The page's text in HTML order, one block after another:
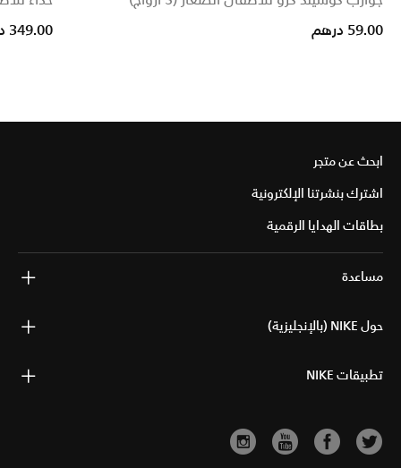
59.00 درهم
349.00 درهم
ابحث عن متجر
اشترك بنشرتنا الإلكترونية
بطاقات الهدايا الرقمية
مساعدة
حول NIKE (بالإنجليزية)
تطبيقات NIKE